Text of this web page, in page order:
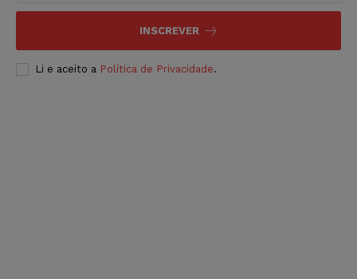
INSCREVER
Li e aceito a Política de Privacidade.